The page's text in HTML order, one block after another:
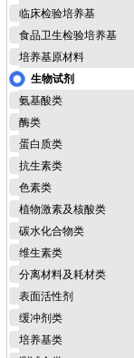
临床检验培养基
食品卫生检验培养基
培养基原材料
生物试剂
氨基酸类
酶类
蛋白质类
抗生素类
色素类
植物激素及核酸类
碳水化合物类
维生素类
分离材料及耗材类
表面活性剂
缓冲剂类
培养基类